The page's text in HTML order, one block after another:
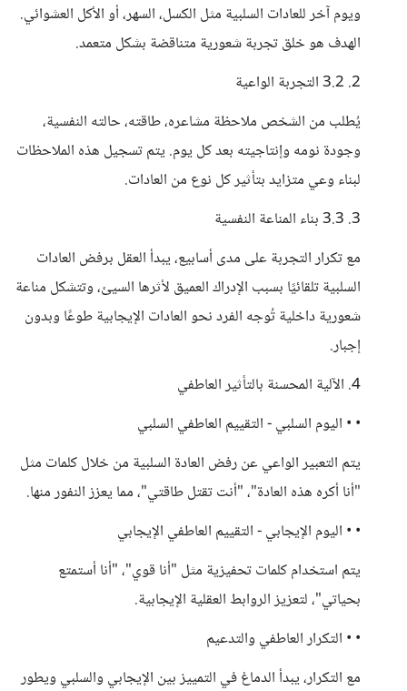
ويوم آخر للعادات السلبية مثل الكسل، السهر، أو الأكل العشوائي.
الهدف هو خلق تجربة شعورية متناقضة بشكل متعمد.
2. 3.2 التجربة الواعية
يُطلب من الشخص ملاحظة مشاعره، طاقته، حالته النفسية،
وجودة نومه وإنتاجيته بعد كل يوم. يتم تسجيل هذه الملاحظات
لبناء وعي متزايد بتأثير كل نوع من العادات.
3. 3.3 بناء المناعة النفسية
مع تكرار التجربة على مدى أسابيع، يبدأ العقل برفض العادات
السلبية تلقائيًا بسبب الإدراك العميق لأثرها السيئ، وتتشكل مناعة
شعورية داخلية تُوجه الفرد نحو العادات الإيجابية طوعًا وبدون
إجبار.
4. الآلية المحسنة بالتأثير العاطفي
• • اليوم السلبي - التقييم العاطفي السلبي
يتم التعبير الواعي عن رفض العادة السلبية من خلال كلمات مثل
"أنا أكره هذه العادة"، "أنت تقتل طاقتي"، مما يعزز النفور منها.
• • اليوم الإيجابي - التقييم العاطفي الإيجابي
يتم استخدام كلمات تحفيزية مثل "أنا قوي"، "أنا أستمتع
بحياتي"، لتعزيز الروابط العقلية الإيجابية.
• • التكرار العاطفي والتدعيم
مع التكرار، يبدأ الدماغ في التمييز بين الإيجابي والسلبي ويطور